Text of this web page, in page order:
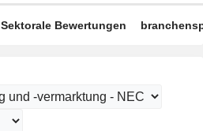
Sektorale Bewertungen